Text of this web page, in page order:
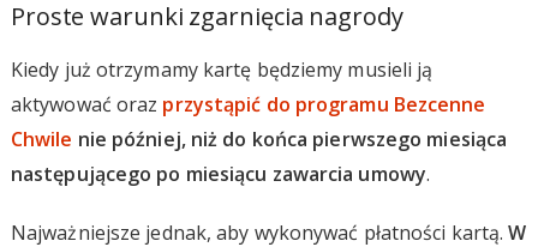
Proste warunki zgarnięcia nagrody
Kiedy już otrzymamy kartę będziemy musieli ją
aktywować oraz przystąpić do programu Bezcenne
Chwile nie później, niż do końca pierwszego miesiąca
następującego po miesiącu zawarcia umowy.
Najważniejsze jednak, aby wykonywać płatności kartą.W